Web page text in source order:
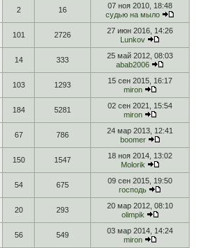
2 16
07 ноя 2010, 18:48
судью на мыло
101 2726
27 июн 2016, 14:26
Lunkov
14 333
25 май 2012, 08:03
abab2006
103 1293
15 сен 2015, 16:17
miron
184 5281
02 сен 2021, 15:54
miron
67 786
24 мар 2013, 12:41
boomer
150 1547
18 ноя 2014, 13:02
Molorik
54 675
09 сен 2015, 19:50
господь
20 293
20 мар 2012, 08:10
olimpik
56 549
03 мар 2014, 14:24
miron